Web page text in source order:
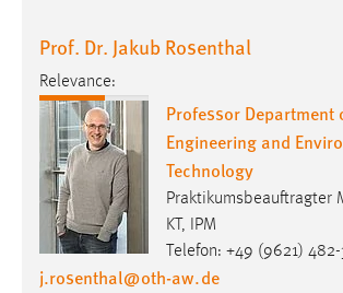
Engineering and
Praktikumsbeauftragter
KT, IPM
Telefon: +49 (9621) 482-
j.rosenthal@ oth-aw.de
Lehrgebiet(e): Konstruktion und
Forschungsgebiet(e):
Konstruktion und Produktentwicklung,